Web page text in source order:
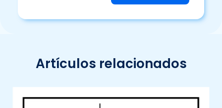
Artículos relacionados